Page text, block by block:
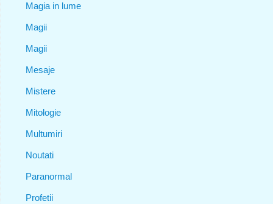
Magia in lume
Magii
Magii
Mesaje
Mistere
Mitologie
Multumiri
Noutati
Paranormal
Profetii